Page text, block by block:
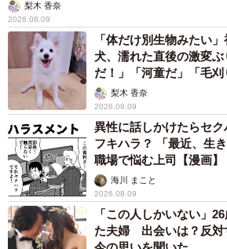
梨木 香奈
2026.08.09
「体だけ別生物みたい
犬、濡れた直後の激変
だ！」「河童だ」「毛刈
梨木 香奈
2026.08.09
異性に話しかけたらセ
フキハラ？ 「最近、生
職場で悩む上司【漫画】
海川 まこと
2026.08.09
「この人しかいない」
た夫婦 出会いは？反